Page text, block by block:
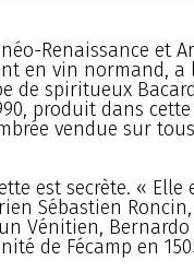
Renaissance et
en vin normand, a
de spiritueux
produit dans
vendue sur
est secrète. « Elle
Sébastien
Vénitien,
de Fécamp en